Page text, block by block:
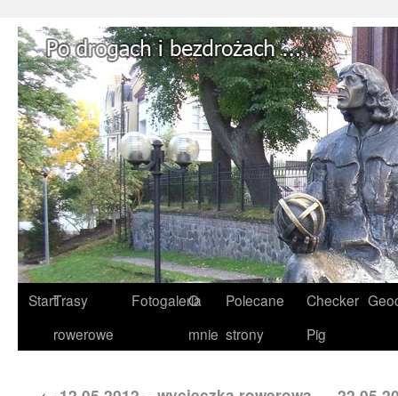
StartTrasy
rowerowe
Fotogaleria
O
mnie
Polecane
strony
Checker
Pig